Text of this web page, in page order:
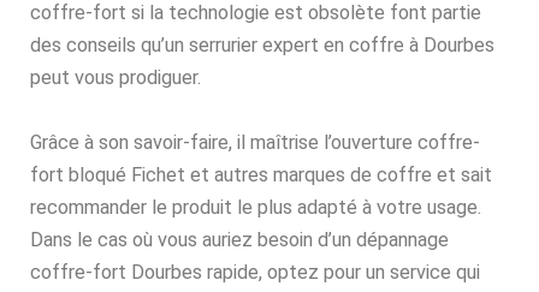
coffre-fort si la technologie est obsolète font partie
des conseils qu’un serrurier expert en coffre à Dourbes
peut vous prodiguer.
Grâce à son savoir-faire, il maîtrise l’ouverture coffre-
fort bloqué Fichet et autres marques de coffre et sait
recommander le produit le plus adapté à votre usage.
Dans le cas où vous auriez besoin d’un dépannage
coffre-fort Dourbes rapide, optez pour un service qui